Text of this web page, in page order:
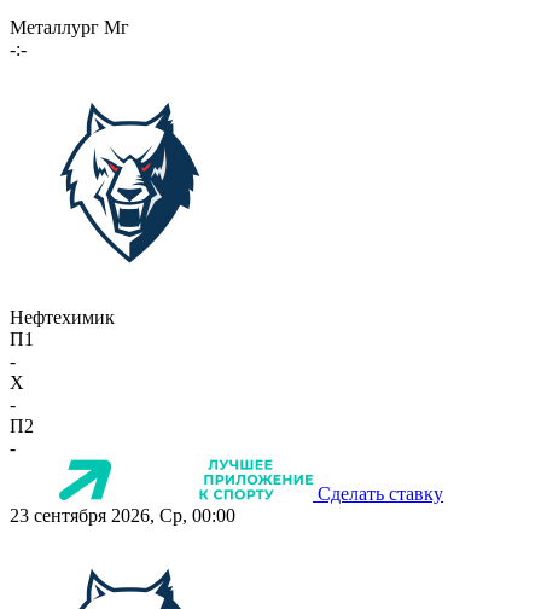
Металлург Мг
-:-
Нефтехимик
П1
-
X
-
П2
-
Сделать ставку
23 сентября 2026, Ср, 00:00